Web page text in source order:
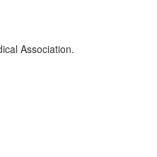
Association.